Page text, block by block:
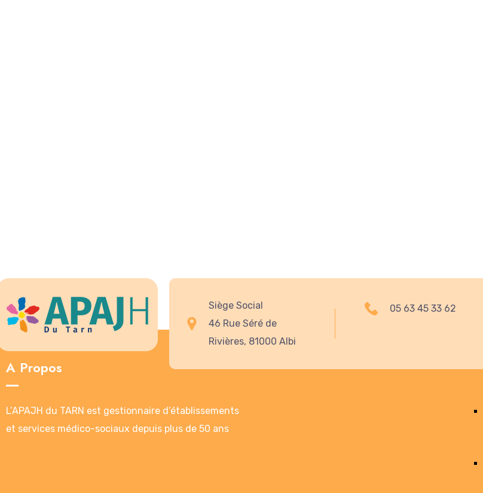
Siège Social
46 Rue Séré de
Rivières, 81000 Albi
05 63 45 33 62
A Propos
L’APAJH du TARN est gestionnaire d’établissements
et services médico-sociaux depuis plus de 50 ans